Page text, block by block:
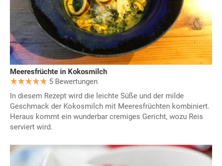
Meeresfrüchte in Kokosmilch
5 Bewertungen
In diesem Rezept wird die leichte Süße und der milde
Geschmack der Kokosmilch mit Meeresfrüchten kombiniert.
Heraus kommt ein wunderbar cremiges Gericht, wozu Reis
serviert wird.